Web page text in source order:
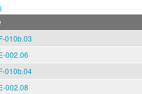
010b.03
002.06
010b.04
002.08